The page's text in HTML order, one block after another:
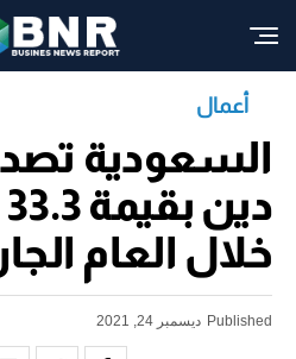
أعمال
السعودية
خلال العام
Published ديسمبر 24, 2021